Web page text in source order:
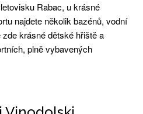
Rabac, u krásné
najdete několik bazénů, vodní
krásné dětské hřiště a
plně vybavených